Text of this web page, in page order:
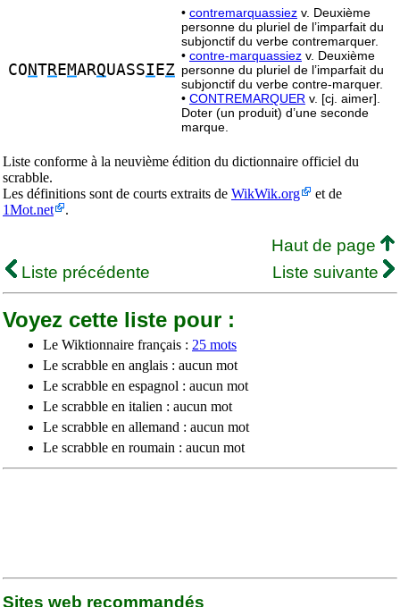
CO NTREMARQUASSI EZ
• contremarquassiez v. Deuxième
personne du pluriel de l’imparfait du
subjonctif du verbe contremarquer.
• contre-marquassiez v. Deuxième
personne du pluriel de l’imparfait du
subjonctif du verbe contre-marquer.
• CONTREMARQUER v. [cj. aimer].
Doter (un produit) d’une seconde
marque.
Liste conforme à la neuvième édition du dictionnaire officiel du
scrabble.
Les définitions sont de courts extraits de WikWik.org
et de
1Mot.net
.
Haut de page
Liste précédente
Liste suivante
Voyez cette liste pour :
Le Wiktionnaire français : 25 mots
Le scrabble en anglais : aucun mot
Le scrabble en espagnol : aucun mot
Le scrabble en italien : aucun mot
Le scrabble en allemand : aucun mot
Le scrabble en roumain : aucun mot
Sites web recommandés